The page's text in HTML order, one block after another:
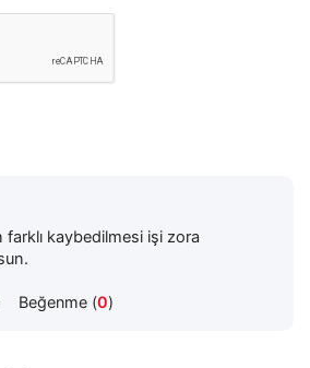
farklı kaybedilmesi işi zora
Beğenme (0)